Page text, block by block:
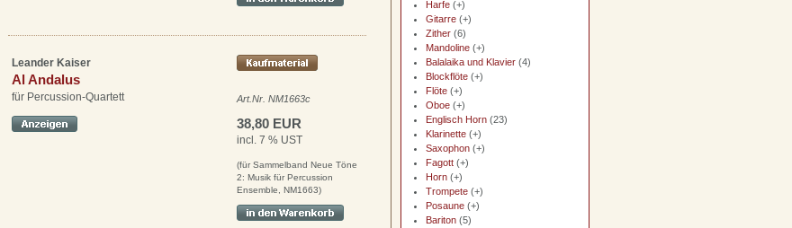
Harfe (+)
Gitarre (+)
Zither (6)
Mandoline (+)
Balalaika und Klavier (4)
Blockflöte (+)
Flöte (+)
Oboe (+)
Englisch Horn (23)
Klarinette (+)
Saxophon (+)
Fagott (+)
Horn (+)
Trompete (+)
Posaune (+)
Bariton (5)
Leander Kaiser
Al Andalus
für Percussion-Quartett Art.Nr. NM1663c
38,80 EUR
incl. 7 % UST
(für Sammelband Neue Töne
2: Musik für Percussion
Ensemble, NM1663)